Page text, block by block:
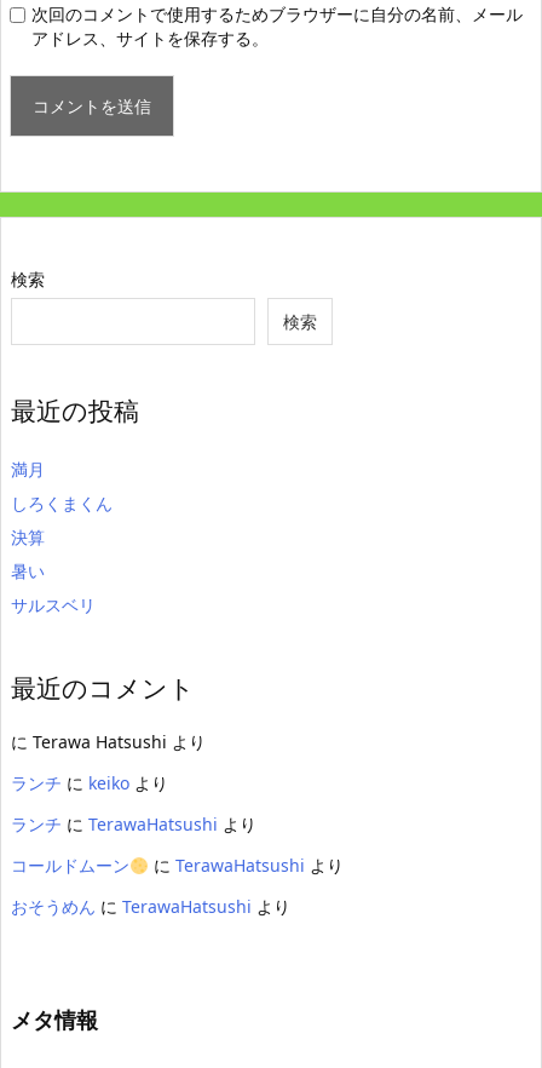
次回のコメントで使用するためブラウザーに自分の名前、メール
アドレス、サイトを保存する。
検索
検索
最近の投稿
満月
しろくまくん
決算
暑い
サルスベリ
最近のコメント
に Terawa Hatsushi より
ランチ に keiko より
ランチ に TerawaHatsushi より
コールドムーン
に TerawaHatsushi より
おそうめん に TerawaHatsushi より
メタ情報